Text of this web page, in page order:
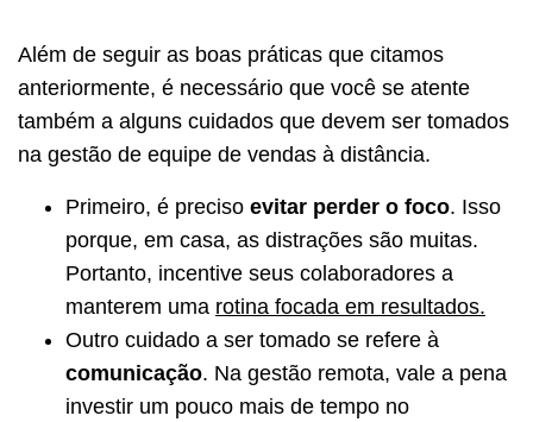
Além de seguir as boas práticas que citamos
anteriormente, é necessário que você se atente
também a alguns cuidados que devem ser tomados
na gestão de equipe de vendas à distância.
Primeiro, é preciso evitar perder o foco. Isso
porque, em casa, as distrações são muitas.
Portanto, incentive seus colaboradores a
manterem uma rotina focada em resultados.
Outro cuidado a ser tomado se refere à
comunicação. Na gestão remota, vale a pena
investir um pouco mais de tempo no